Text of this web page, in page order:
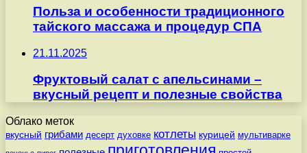
Польза и особенности традиционного
тайского массажа и процедур СПА
21.11.2025
Фруктовый салат с апельсинами –
вкусный рецепт и полезные свойства
Облако меток
вкусный грибами десерт духовке котлеты курицей мультиварке